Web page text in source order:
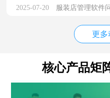
2025-07-20 服装店管理软件
更多
核心产品矩